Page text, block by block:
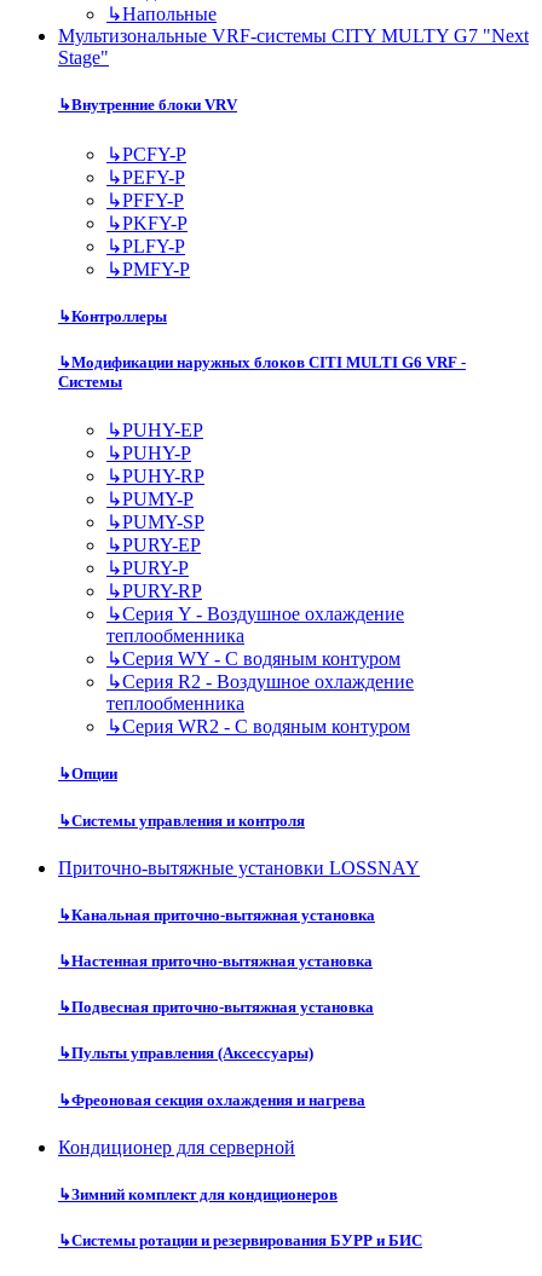
↳Напольные
Мультизональные VRF-системы CITY MULTY G7 "Next
Stage"
↳Внутренние блоки VRV
↳PCFY-P
↳PEFY-P
↳PFFY-P
↳PKFY-P
↳PLFY-P
↳PMFY-P
↳Контроллеры
↳Модификации наружных блоков CITI MULTI G6 VRF -
Системы
↳PUHY-EP
↳PUHY-P
↳PUHY-RP
↳PUMY-P
↳PUMY-SP
↳PURY-EP
↳PURY-P
↳PURY-RP
↳Серия Y - Воздушное охлаждение
теплообменника
↳Серия WY - С водяным контуром
↳Серия R2 - Воздушное охлаждение
теплообменника
↳Серия WR2 - С водяным контуром
↳Опции
↳Системы управления и контроля
Приточно-вытяжные установки LOSSNAY
↳Канальная приточно-вытяжная установка
↳Настенная приточно-вытяжная установка
↳Подвесная приточно-вытяжная установка
↳Пульты управления (Аксессуары)
↳Фреоновая секция охлаждения и нагрева
Кондиционер для серверной
↳Зимний комплект для кондиционеров
↳Системы ротации и резервирования БУРР и БИС